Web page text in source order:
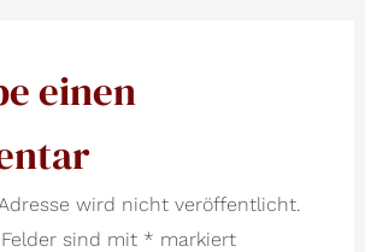
einen
wird nicht veröffentlicht.
sind mit * markiert